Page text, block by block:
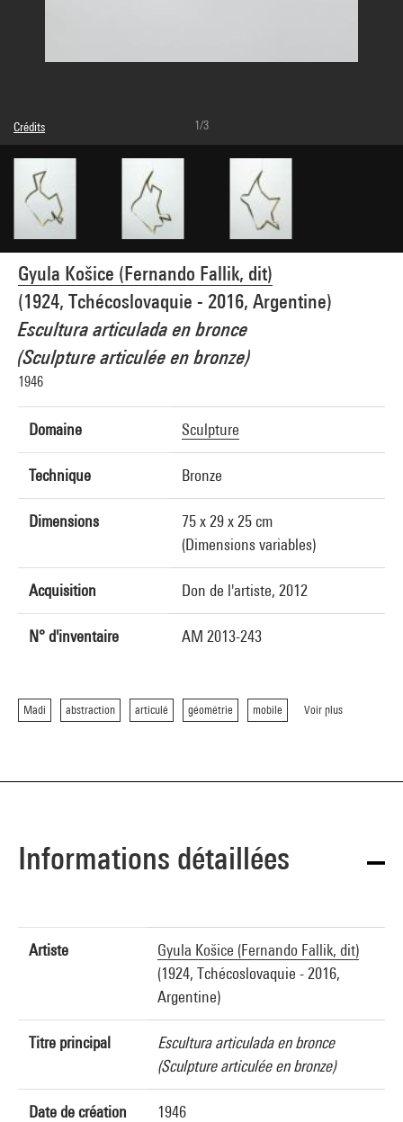
Gyula Košice (Fernando Fallik, dit)
(1924, Tchécoslovaquie - 2016, Argentine)
Escultura articulada en bronce
(Sculpture articulée en bronze)
1946
Domaine Sculpture
Technique Bronze
Dimensions
75 x 29 x 25 cm
(Dimensions variables)
Acquisition Don de l'artiste, 2012
N° d'inventaire AM 2013-243
Madi abstraction articulé géométrie mobile Voir plus
Crédits
© Gyula Kosice
Crédit photographique : Centre Pompidou, MNAM-CCI/Philippe Migeat/Dist.
GrandPalaisRmn
Réf. image : 4N62022
1/3
Informations détaillées
Artiste
Gyula Košice (Fernando Fallik, dit)
(1924, Tchécoslovaquie - 2016,
Argentine)
Titre principal
Escultura articulada en bronce
(Sculpture articulée en bronze)
Date de création 1946